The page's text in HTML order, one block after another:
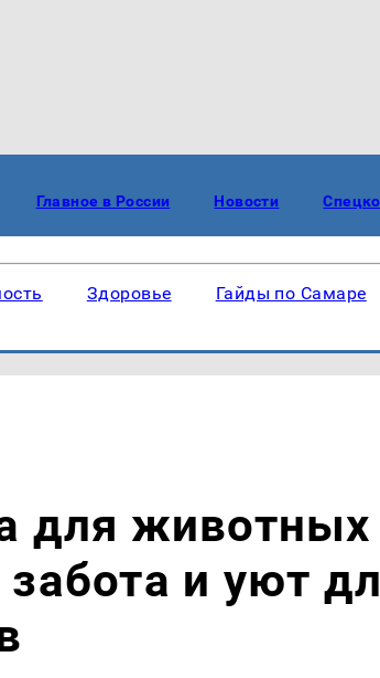
Главное в России Новости
Здоровье Гайды по Самаре
для
и уют